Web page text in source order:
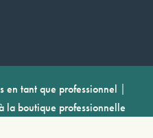
en tant que professionnel |
la boutique professionnelle